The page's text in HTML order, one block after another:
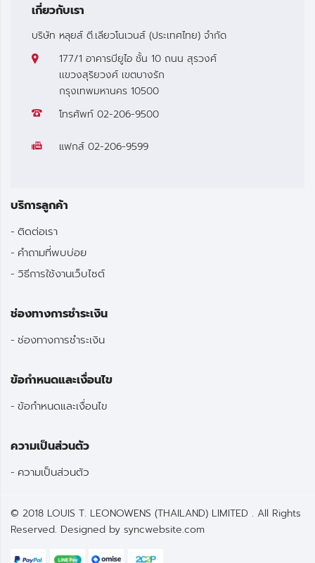
เกี่ยวกับเรา
บริษัท หลุยส์ ตี.เลียวโนเวนส์ (ประเทศไทย) จำกัด
177/1 อาคารบียูไอ ชั้น 10 ถนน สุรวงศ์
เเขวงสุริยวงศ์ เขตบางรัก
กรุงเทพมหานคร 10500
โทรศัพท์ 02-206-9500
แฟกส์ 02-206-9599
บริการลูกค้า
ติดต่อเรา
คำถามที่พบบ่อย
วิธีการใช้งานเว็บไซต์
ช่องทางการชำระเงิน
ช่องทางการชำระเงิน
ข้อกำหนดและเงื่อนไข
ข้อกำหนดและเงื่อนไข
ความเป็นส่วนตัว
ความเป็นส่วนตัว
© 2018 LOUIS T. LEONOWENS (THAILAND) LIMITED . All Rights
Reserved. Designed by syncwebsite.com